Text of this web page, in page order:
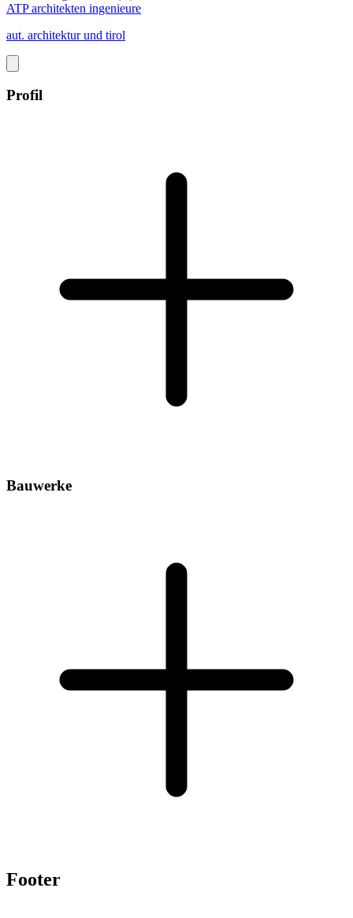
ATP architekten ingenieure
aut. architektur und tirol
Profil
Bauwerke
Footer